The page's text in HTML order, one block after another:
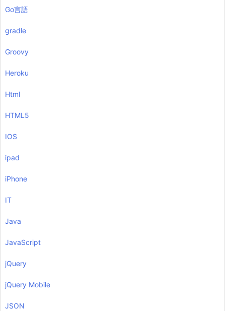
Go言語
gradle
Groovy
Heroku
Html
HTML5
IOS
ipad
iPhone
IT
Java
JavaScript
jQuery
jQuery Mobile
JSON